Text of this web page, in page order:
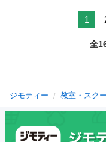
1
全
ジモティー 教室・スク